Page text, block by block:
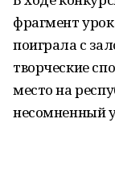
фрагмент
поиграла с
творческие
место на
несомненный